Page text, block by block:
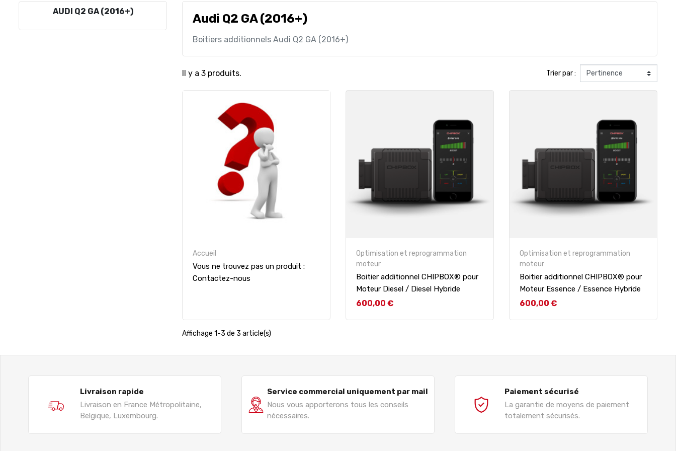
AUDI Q2 GA (2016+)
Audi Q2 GA (2016+)
Boitiers additionnels Audi Q2 GA (2016+)
Il y a 3 produits. Trier par :
Accueil
Vous ne trouvez pas un produit :
Contactez-nous
Optimisation et reprogrammation
moteur
Boitier additionnel CHIPBOX® pour
Moteur Diesel / Diesel Hybride
Prix
600,00 €
Optimisation et reprogrammation
moteur
Boitier additionnel CHIPBOX® pour
Moteur Essence / Essence Hybride
Prix
600,00 €
Affichage 1-3 de 3 article(s)
Livraison rapide
Livraison en France Métropolitaine,
Belgique, Luxembourg.
Service commercial uniquement par mail
Nous vous apporterons tous les conseils
nécessaires.
Paiement sécurisé
La garantie de moyens de paiement
totalement sécurisés.